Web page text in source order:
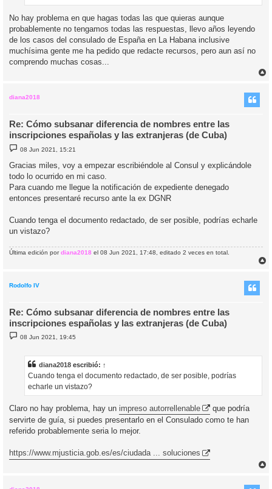
No hay problema en que hagas todas las que quieras aunque
probablemente no tengamos todas las respuestas, llevo años leyendo
de los casos del consulado de España en La Habana inclusive
muchísima gente me ha pedido que redacte recursos, pero aun así no
comprendo muchas cosas...
diana2018
Re: Cómo subsanar diferencia de nombres entre las
inscripciones españolas y las extranjeras (de Cuba)
M
e
s
a
e
08 Jun 2021, 15:21
Gracias miles, voy a empezar escribiéndole al Consul y explicándole
todo lo ocurrido en mi caso.
Para cuando me llegue la notificación de expediente denegado
entonces presentaré recurso ante la ex DGNR
Cuando tenga el documento redactado, de ser posible, podrías echarle
un vistazo?
Última edición pordiana2018 el 08 Jun 2021, 17:48, editado 2 veces en total.
Rodolfo IV
Re: Cómo subsanar diferencia de nombres entre las
inscripciones españolas y las extranjeras (de Cuba)
M
e
08 Jun 2021, 19:45
diana2018 escribió: ↑
Cuando tenga el documento redactado, de ser posible, podrías
echarle un vistazo?
Claro no hay problema, hay un impreso autorrellenable
que podría
servirte de guía, si puedes presentarlo en el Consulado como te han
referido probablemente seria lo mejor.
https://www.mjusticia.gob.es/es/ciudada ... soluciones